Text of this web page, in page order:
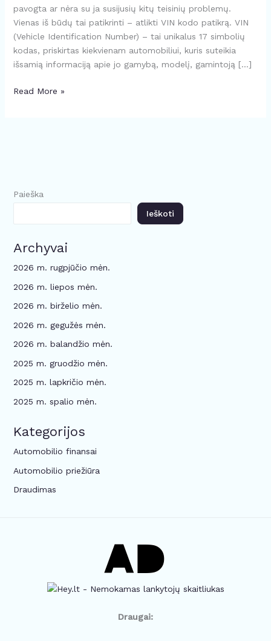
pavogta ar nėra su ja susijusių kitų teisinių problemų.
Vienas iš būdų tai patikrinti – atlikti VIN kodo patikrą. VIN
(Vehicle Identification Number) – tai unikalus 17 simbolių
kodas, priskirtas kiekvienam automobiliui, kuris suteikia
išsamią informaciją apie jo gamybą, modelį, gamintoją […]
Read More »
Paieška
Ieškoti
Archyvai
2026 m. rugpjūčio mėn.
2026 m. liepos mėn.
2026 m. birželio mėn.
2026 m. gegužės mėn.
2026 m. balandžio mėn.
2025 m. gruodžio mėn.
2025 m. lapkričio mėn.
2025 m. spalio mėn.
Kategorijos
Automobilio finansai
Automobilio priežiūra
Draudimas
Draugai: